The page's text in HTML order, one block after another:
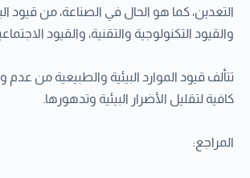
التعدين، كما هو الحال في الصناعة، من قيود
والقيود التكنولوجية والتقنية، والقيود
تتألف قيود الموارد البيئية والطبيعية من عدم
كافية لتقليل الأضرار البيئية وتدهورها.
المراجع: